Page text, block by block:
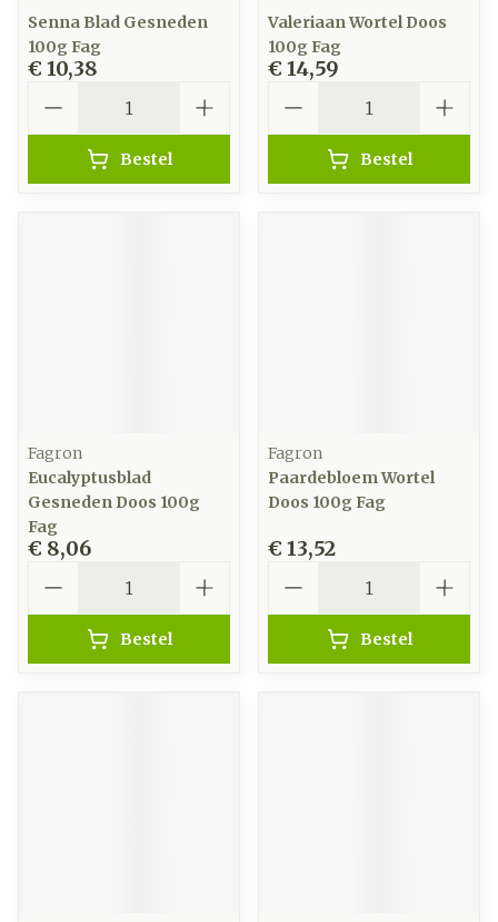
Senna Blad Gesneden
100g Fag
€ 10,38
Bestel
Valeriaan Wortel Doos
100g Fag
€ 14,59
Bestel
Fagron
Eucalyptusblad
Gesneden Doos 100g
Fag
€ 8,06
Bestel
Fagron
Paardebloem Wortel
Doos 100g Fag
€ 13,52
Bestel